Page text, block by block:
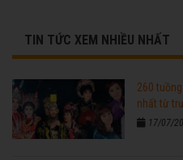
TIN TỨC XEM NHIỀU NHẤT
260
nhất từ
17/07/